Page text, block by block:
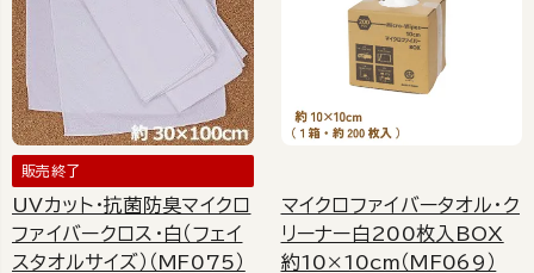
販売終了
UVカット・抗菌防臭マイクロ
ファイバークロス・白（フェイ
スタオルサイズ）（MF075）
マイクロファイバータオル・ク
リーナー白200枚入BOX
約10×10cm（MF069）